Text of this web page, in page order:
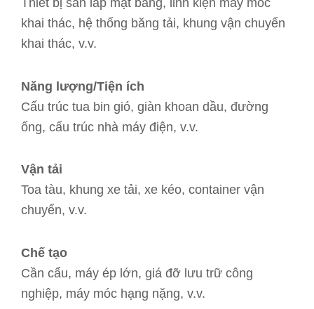
Thiết bị san lấp mặt bằng, linh kiện máy móc
khai thác, hệ thống băng tải, khung vận chuyển
khai thác, v.v.
Năng lượng/Tiện ích
Cấu trúc tua bin gió, giàn khoan dầu, đường
ống, cấu trúc nhà máy điện, v.v.
Vận tải
Toa tàu, khung xe tải, xe kéo, container vận
chuyển, v.v.
Chế tạo
Cần cẩu, máy ép lớn, giá đỡ lưu trữ công
nghiệp, máy móc hạng nặng, v.v.